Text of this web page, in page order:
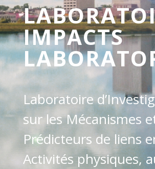
IMPACTS
Laboratoire
sur les Mécanismes
Prédicteurs de liens
Activités physiques,